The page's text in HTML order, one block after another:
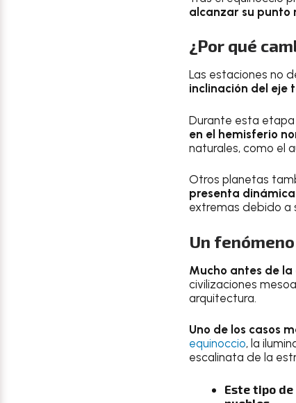
alcanzar su punto
¿Por qué
Las estaciones no
inclinación del eje
Durante esta etapa
en el hemisferio
naturales, como el
Otros planetas
presenta
extremas debido a
Un
Mucho antes de
civilizaciones
arquitectura.
Uno de los casos
equinoccio, la
escalinata de la
Este tipo